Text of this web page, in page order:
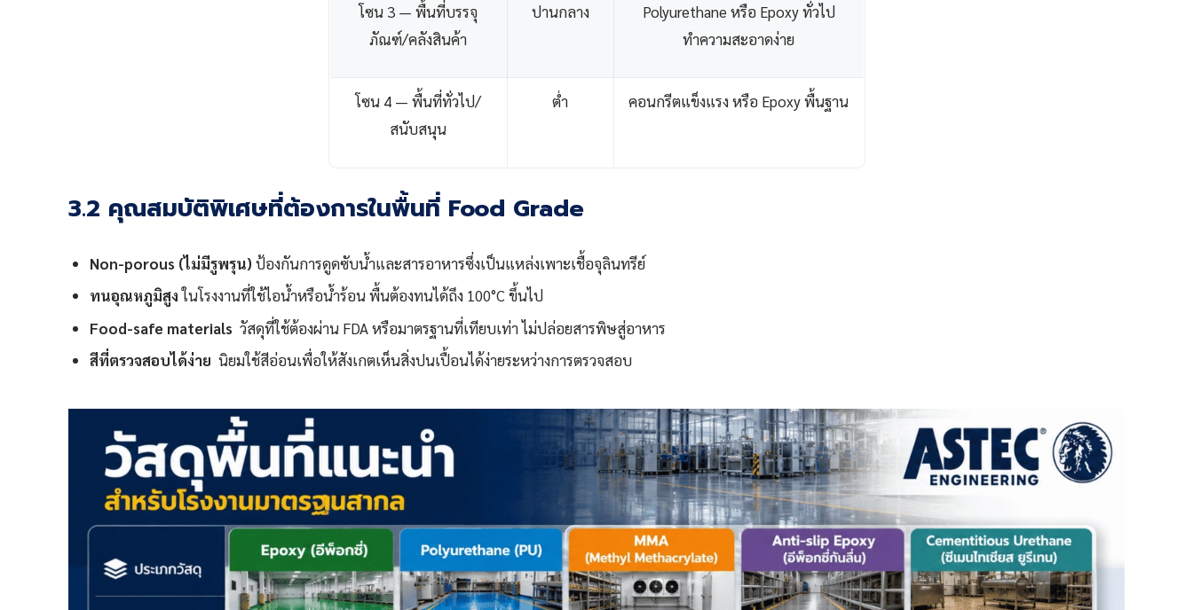
โซน 3 — พื้นที่บรรจุ
ภัณฑ์/คลังสินค้า
ปานกลาง
Polyurethane หรือ Epoxy ทั่วไป
ทำความสะอาดง่าย
โซน 4 — พื้นที่ทั่วไป/
สนับสนุน
ต่ำ คอนกรีตแข็งแรง หรือ Epoxy พื้นฐาน
3.2 คุณสมบัติพิเศษที่ต้องการในพื้นที่ Food Grade
Non-porous (ไม่มีรูพรุน)ป้องกันการดูดซับน้ำและสารอาหารซึ่งเป็นแหล่งเพาะเชื้อจุลินทรีย์
ทนอุณหภูมิสูงในโรงงานที่ใช้ไอน้ำหรือน้ำร้อน พื้นต้องทนได้ถึง 100°C ขึ้นไป
Food-safe materials วัสดุที่ใช้ต้องผ่าน FDA หรือมาตรฐานที่เทียบเท่า ไม่ปล่อยสารพิษสู่อาหาร
สีที่ตรวจสอบได้ง่าย นิยมใช้สีอ่อนเพื่อให้สังเกตเห็นสิ่งปนเปื้อนได้ง่ายระหว่างการตรวจสอบ